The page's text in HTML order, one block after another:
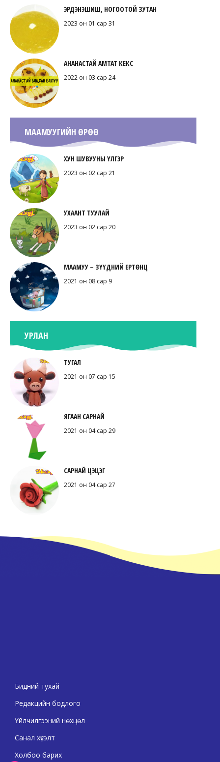
ЭРДЭНЭШИШ, НОГООТОЙ ЗУТАН
2023 он 01 сар 31
АНАНАСТАЙ АМТАТ КЕКС
2022 он 03 сар 24
МААМУУГИЙН ӨРӨӨ
ХУН ШУВУУНЫ ҮЛГЭР
2023 он 02 сар 21
УХААНТ ТУУЛАЙ
2023 он 02 сар 20
МААМУУ – ЗҮҮДНИЙ ЕРТӨНЦ
2021 он 08 сар 9
УРЛАН
ТУГАЛ
2021 он 07 сар 15
ЯГААН САРНАЙ
2021 он 04 сар 29
САРНАЙ ЦЭЦЭГ
2021 он 04 сар 27
Бидний тухай
Редакцийн бодлого
Үйлчилгээний нөхцөл
Санал хүсэлт
Холбоо барих